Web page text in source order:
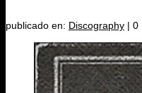
publicado en: Discography | 0